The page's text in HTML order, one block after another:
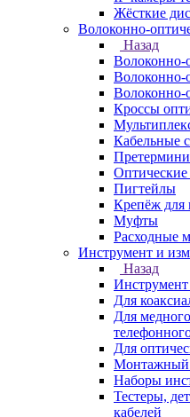
Жёсткие
Волоконно-
Назад
Волоконно-
Волоконно-
Волоконно-
Кроссы
Кабельные
Пигтейлы
Крепёж для
Муфты
Расходные
Инструмент и
Назад
Для
Для
Для
Монтажный
Наборы
Тестеры,
кабелей